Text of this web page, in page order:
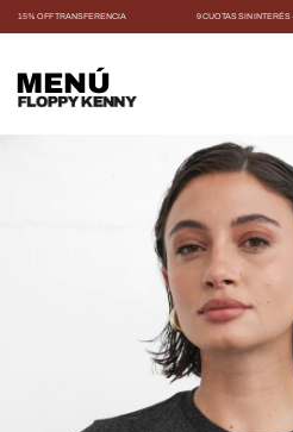
15% OFF TRANSFERENCIA 9 CUOTAS SIN INTERÉS
MENÚ